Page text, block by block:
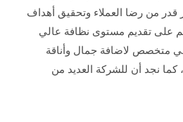
قدر من رضا العملاء وتحقيق أهداف
على تقديم مستوى نظافة عالي
متخصص لاضافة جمال وأناقة
نجد أن للشركة العديد من